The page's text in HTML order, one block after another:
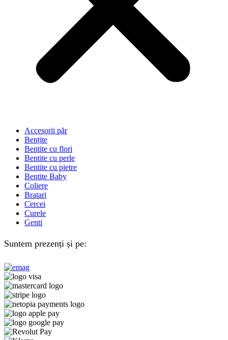
Accesorii păr
Bențite
Bentite cu flori
Bentite cu perle
Bentite cu pietre
Bentite Baby
Coliere
Bratari
Cercei
Curele
Genti
Suntem prezenți și pe: